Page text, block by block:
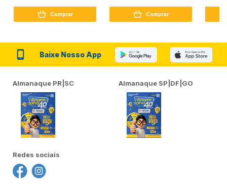
Comprar Comprar
Baixe Nosso App
Almanaque PR|SC Almanaque SP|DF|GO
Redes sociais